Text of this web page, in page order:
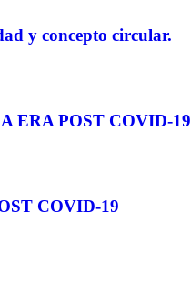
y concepto circular.
ERA POST COVID-19
COVID-19